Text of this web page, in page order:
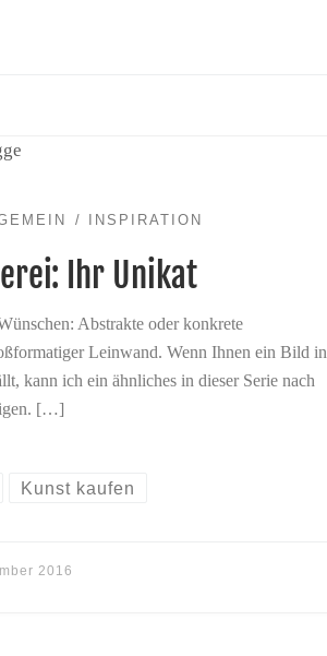
INSPIRATION
Ihr Unikat
Abstrakte oder konkrete
Leinwand. Wenn Ihnen ein Bild in
kann ich ein ähnliches in dieser Serie nach
[…]
Kunst kaufen
2016